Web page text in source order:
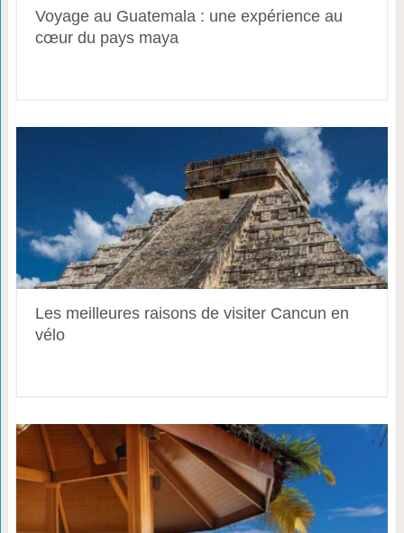
Voyage au Guatemala : une expérience au
cœur du pays maya
Les meilleures raisons de visiter Cancun en
vélo